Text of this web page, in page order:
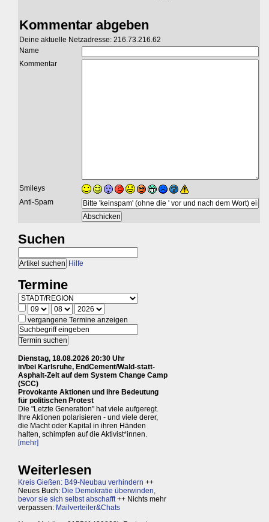
Kommentar abgeben
Deine aktuelle Netzadresse: 216.73.216.62
Name
Kommentar
Smileys
Anti-Spam
Suchen
Hilfe
Termine
vergangene Termine anzeigen
Dienstag, 18.08.2026 20:30 Uhr
in/bei Karlsruhe, EndCement/Wald-statt-
Asphalt-Zelt auf dem System Change Camp
(SCC)
Provokante Aktionen und ihre Bedeutung
für politischen Protest
Die "Letzte Generation" hat viele aufgeregt.
Ihre Aktionen polarisieren - und viele derer,
die Macht oder Kapital in ihren Händen
halten, schimpfen auf die Aktivist*innen.
[mehr]
Weiterlesen
Kreis Gießen: B49-Neubau verhindern ++
Neues Buch: Die Demokratie überwinden,
bevor sie sich selbst abschafft++ Nichts mehr
verpassen: Mailverteiler&Chats